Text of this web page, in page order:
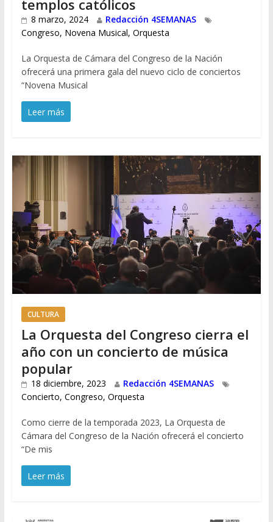
templos católicos
8 marzo, 2024
Redacción 4SEMANAS
Congreso, Novena Musical, Orquesta
La Orquesta de Cámara del Congreso de la Nación
ofrecerá una primera gala del nuevo ciclo de conciertos
“Novena Musical
Leer más
CULTURA
La Orquesta del Congreso cierra el
año con un concierto de música
popular
18 diciembre, 2023
Redacción 4SEMANAS
Concierto, Congreso, Orquesta
Como cierre de la temporada 2023, La Orquesta de
Cámara del Congreso de la Nación ofrecerá el concierto
“De mis
Leer más